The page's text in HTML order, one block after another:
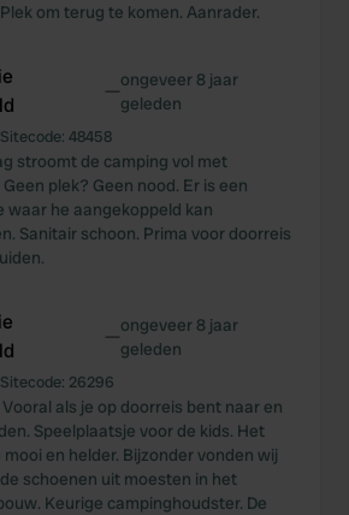
om terug te komen. Aanrader.
—ongeveer 8 jaar
geleden
Sitecode: 48458
stroomt de camping vol met
plek? Geen nood. Er is een
waar he aangekoppeld kan
Sanitair schoon. Prima voor doorreis
—ongeveer 8 jaar
geleden
Sitecode: 26296
als je op doorreis bent naar en
Speelplaatsje voor de kids. Het
en helder. Bijzonder vonden wij
schoenen uit moesten in het
Keurige campinghoudster. De